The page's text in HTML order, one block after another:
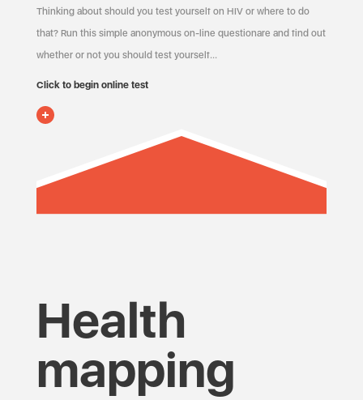
Thinking about should you test yourself on HIV or where to do
that? Run this simple anonymous on-line questionare and find out
whether or not you should test yourself…
Click to begin online test
Health
mapping